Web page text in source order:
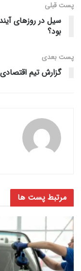
پست قبلی
سیل در روزهای
بود؟
پست‌ بعدی
گزارش تیم
مرتبط پست ها